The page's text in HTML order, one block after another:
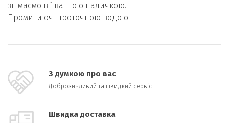
знімаємо вії ватною паличкою.
Промити очі проточною водою.
З думкою про вас
Доброзичливий та швидкий сервіс
Швидка доставка